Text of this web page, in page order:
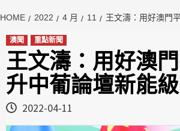
HOME 2022 4 月 11 王文濤：用好澳門
澳聞 重點新聞
王文濤：用好澳
升中葡論壇新能級
2022-04-11